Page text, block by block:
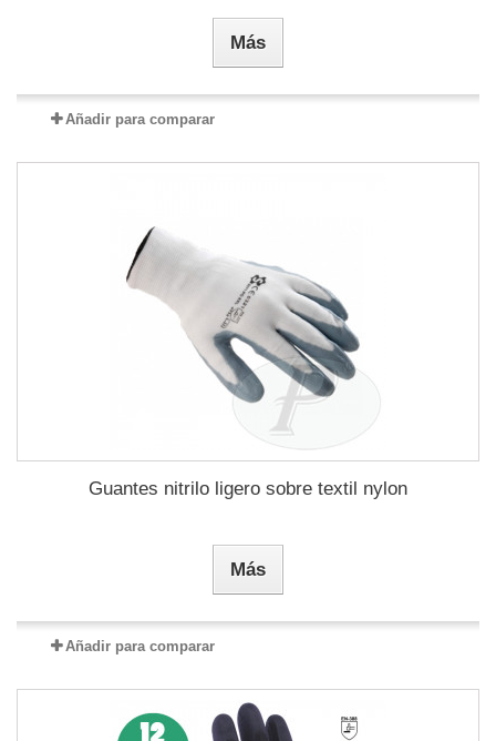
Más
Añadir para comparar
Guantes nitrilo ligero sobre textil nylon
Más
Añadir para comparar